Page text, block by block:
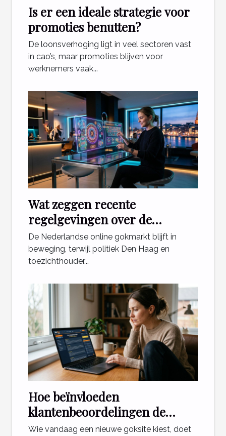
Is er een ideale strategie voor
promoties benutten?
De loonsverhoging ligt in veel sectoren vast
in cao’s, maar promoties blijven voor
werknemers vaak...
Wat zeggen recente
regelgevingen over de
toekomst van online casino's in
Nederland?
De Nederlandse online gokmarkt blijft in
beweging, terwijl politiek Den Haag en
toezichthouder...
Hoe beïnvloeden
klantenbeoordelingen de
keuze voor een goksite?
Wie vandaag een nieuwe goksite kiest, doet